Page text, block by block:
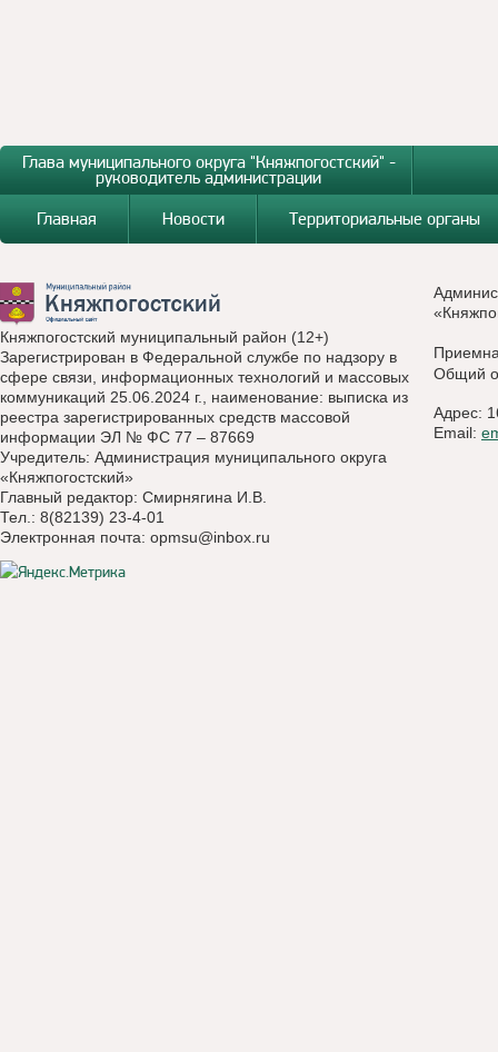
Глава муниципального округа "Княжпогостский" -
руководитель администрации
Главная
Новости Территориальные органы
Княжпогостский муниципальный район (12+)
Зарегистрирован в Федеральной службе по надзору в
сфере связи, информационных технологий и массовых
коммуникаций 25.06.2024 г., наименование: выписка из
реестра зарегистрированных средств массовой
информации ЭЛ № ФС 77 – 87669
Учредитель: Администрация муниципального округа
«Княжпогостский»
Главный редактор: Смирнягина И.В.
Тел.: 8(82139) 23-4-01
Электронная почта: opmsu@inbox.ru
Общий
Адрес:
Email: